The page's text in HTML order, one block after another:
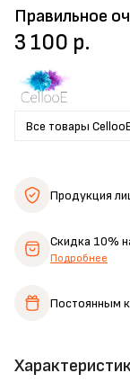
Правильное
Все товары CellooE
3 100 р.
Продукция
Скидка 10%
Подробнее
Постоянным